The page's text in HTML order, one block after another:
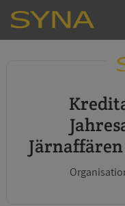
Kreditauskünfte und